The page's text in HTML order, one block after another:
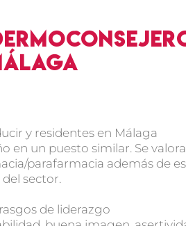
y residentes en Málaga
en un puesto similar. Se
parafarmacia además de
sector.
de liderazgo